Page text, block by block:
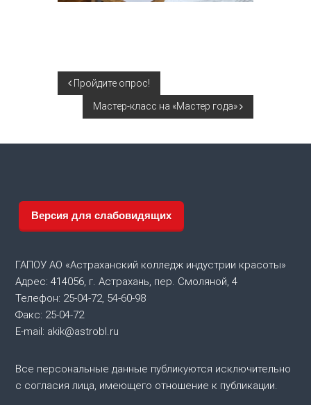
Н
в
г
ц
и
я
п
Пройдите опрос!
Мастер-класс на «Мастер года»
Версия для слабовидящих
ГАПОУ АО «Астраханский колледж индустрии красоты»
Адрес: 414056, г. Астрахань, пер. Смоляной, 4
Телефон: 25-04-72, 54-60-98
Факс: 25-04-72
E-mail: akik@astrobl.ru
Все персональные данные публикуются исключительно
с согласия лица, имеющего отношение к публикации.